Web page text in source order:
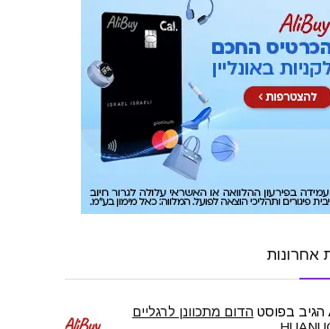
אחרונות
הגיב בפוסט הדום מתכוונן לרגליים